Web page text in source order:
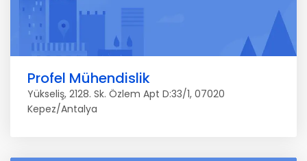
Profel Mühendislik
Yükseliş, 2128. Sk. Özlem Apt D:33/1, 07020
Kepez/Antalya